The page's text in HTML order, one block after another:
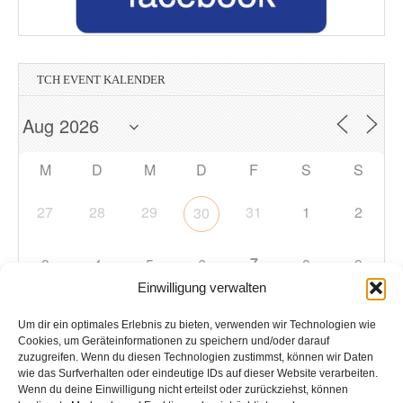
Einwilligung verwalten
Um dir ein optimales Erlebnis zu bieten, verwenden wir Technologien wie
Cookies, um Geräteinformationen zu speichern und/oder darauf
zuzugreifen. Wenn du diesen Technologien zustimmst, können wir Daten
wie das Surfverhalten oder eindeutige IDs auf dieser Website verarbeiten.
Wenn du deine Einwilligung nicht erteilst oder zurückziehst, können
TCH EVENT KALENDER
M D M D F S S
27 28 29 30 31 1 2
3 4 5 6 7 8 9
10 11 12 13 14 15
17 18 19 20 21 22 23